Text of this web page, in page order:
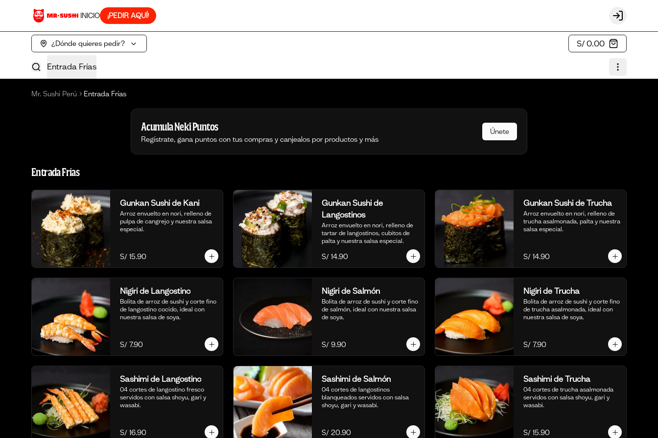
INICIO ¡PEDIR AQUÍ!
Login
¿Dónde quieres pedir? S/ 0.00
Entrada Frías
Mr. Sushi Perú Entrada Frías
AcumulaNeki Puntos
Regístrate, gana puntos con tus compras y canjealos por productos y más
Únete
Entrada Frías
Gunkan Sushi de Kani
Arroz envuelto en nori, relleno de
pulpa de cangrejo y nuestra salsa
especial.
S/ 15.90
Gunkan Sushi de
Langostinos
Arroz envuelto en nori, relleno de
tartar de langostinos, cubitos de
palta y nuestra salsa especial.
S/ 14.90
Gunkan Sushi de Trucha
Arroz envuelto en nori, relleno de
trucha asalmonada, palta y nuestra
salsa especial.
S/ 14.90
Nigiri de Langostino
Bolita de arroz de sushi y corte fino
de langostino cocido, ideal con
nuestra salsa de soya.
S/ 7.90
Nigiri de Salmón
Bolita de arroz de sushi y corte fino
de salmón, ideal con nuestra salsa
de soya.
S/ 9.90
Nigiri de Trucha
Bolita de arroz de sushi y corte fino
de trucha asalmonada, ideal con
nuestra salsa de soya.
S/ 7.90
Sashimi de Langostino
04 cortes de langostino fresco
servidos con salsa shoyu, gari y
wasabi.
S/ 16.90
Sashimi de Salmón
04 cortes de langostinos
blanqueados servidos con salsa
shoyu, gari y wasabi.
S/ 20.90
Sashimi de Trucha
04 cortes de trucha asalmonada
servidos con salsa shoyu, gari y
wasabi.
S/ 15.90